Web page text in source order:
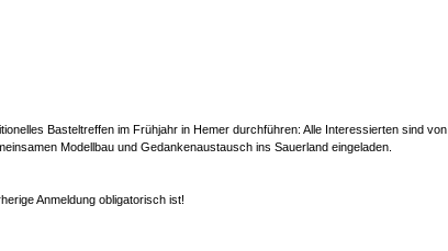
Basteltreffen im Frühjahr in Hemer durchführen: Alle Interessierten sind von
Modellbau und Gedankenaustausch ins Sauerland eingeladen.
Anmeldung obligatorisch ist!